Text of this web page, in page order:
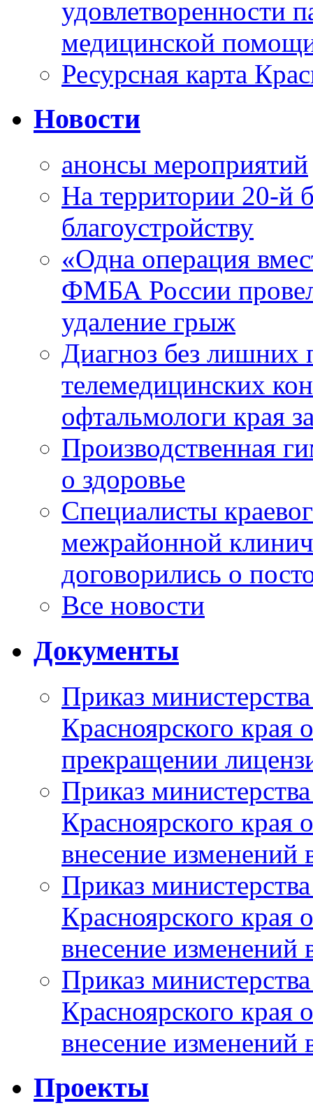
удовлетворенности
медицинской
Ресурсная карта
Новости
анонсы мероприятий
На территории 20-й
благоустройству
«Одна операция
ФМБА России
удаление грыж
Диагноз без лишних
телемедицинских
офтальмологи края
Производственная
о здоровье
Специалисты
межрайонной
договорились о
Все новости
Документы
Приказ
Красноярского
прекращении
Приказ
Красноярского
внесение изменений
Приказ
Красноярского
внесение изменений
Приказ
Красноярского
внесение изменений
Проекты